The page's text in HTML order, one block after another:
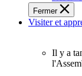
a
besoin
de
Fermer
Visiter et
Il y a